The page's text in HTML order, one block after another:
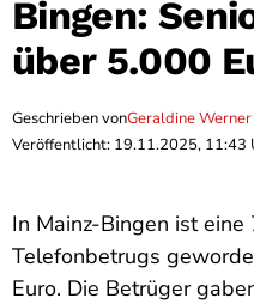
Bingen:
über 5.000
Geschrieben vonGeraldine Werner
Veröffentlicht: 19.11.2025, 11:43
In Mainz-Bingen ist
Telefonbetrugs
Euro. Die Betrüger